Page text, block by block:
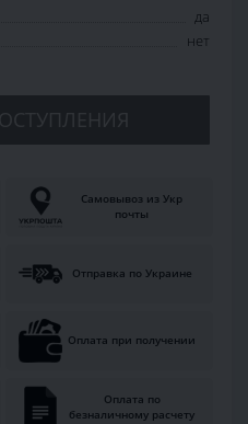
да
нет
Самовывоз из Укр
почты
Отправка по Украине
Оплата при получении
Оплата по
безналичному расчету